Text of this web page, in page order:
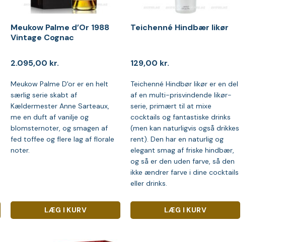
Meukow Palme d’Or 1988
Vintage Cognac
2.095,00 kr.
Meukow Palme D'or er en helt
særlig serie skabt af
Kældermester Anne Sarteaux,
me en duft af vanilje og
blomsternoter, og smagen af
fed toffee og flere lag af florale
noter.
LÆG I KURV
Teichenné Hindbær likør
129,00 kr.
Teichenné Hindbør likør er en del
af en multi-prisvindende likør-
serie, primært til at mixe
cocktails og fantastiske drinks
(men kan naturligvis også drikkes
rent). Den har en naturlig og
elegant smag af friske hindbær,
og så er den uden farve, så den
ikke ændrer farve i dine cocktails
eller drinks.
LÆG I KURV